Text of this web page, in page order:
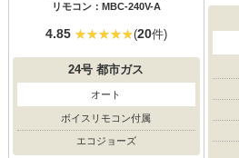
リモコン：MBC-240V-A
4.85 (20件)
24号 都市ガス
オート
ボイスリモコン付属
エコジョーズ